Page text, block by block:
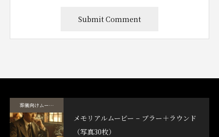
葬儀向けムービーテンプレート
メモリアルムービー – ブラー＋ラウンド
（写真30枚）